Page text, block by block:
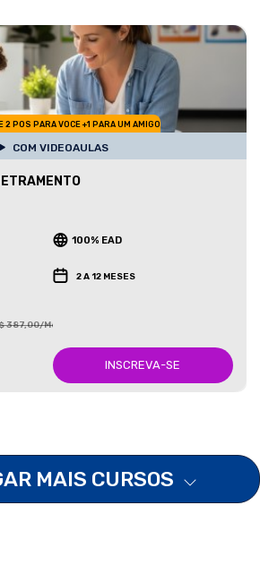
2 POS PARA VOCE +1 PARA UM AMIGO
COM VIDEOAULAS
100% EAD
2 A 12 MESES
387,00/Mês
INSCREVA-SE
MAIS CURSOS